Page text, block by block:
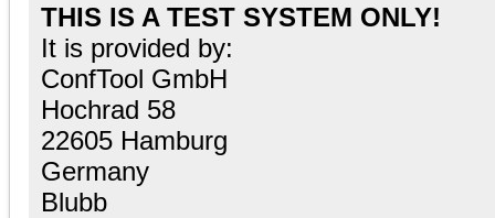
THIS IS A TEST SYSTEM ONLY!
It is provided by:
ConfTool GmbH
Hochrad 58
22605 Hamburg
Germany
Blubb